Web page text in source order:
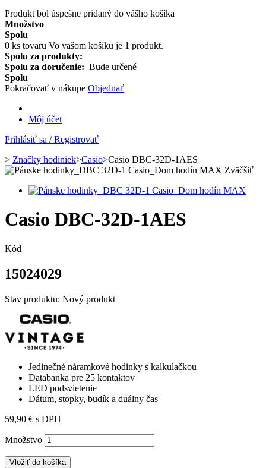
Produkt bol úspešne pridaný do vášho košíka
Množstvo
Spolu
0 ks tovaru Vo vašom košíku je 1 produkt.
Spolu za produkty:
Spolu za doručenie: Bude určené
Spolu
Pokračovať v nákupe Objednať
Môj účet
Prihlásiť sa / Registrovať
> Značky hodiniek>Casio>Casio DBC-32D-1AES
Zväčšiť
Casio DBC-32D-1AES
Kód
15024029
Stav produktu: Nový produkt
Jedinečné náramkové hodinky s kalkulačkou
Databanka pre 25 kontaktov
LED podsvietenie
Dátum, stopky, budík a duálny čas
59,90 € s DPH
Množstvo
Vložiť do košíka